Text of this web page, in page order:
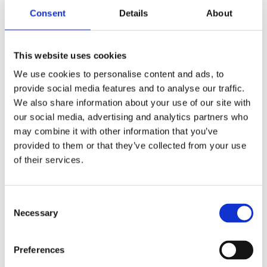
Consent Details About
This website uses cookies
We use cookies to personalise content and ads, to
provide social media features and to analyse our traffic.
We also share information about your use of our site with
our social media, advertising and analytics partners who
may combine it with other information that you’ve
provided to them or that they’ve collected from your use
of their services.
Selection
Necessary
Preferences
nervsystem. Lavendelolja är även naturligt antimikrobiell.
Framställs genom destillering av blomman.
• Apelsinolja används inom aromaterapi för dess lugnande
fruktdoft. Framställd genom kallpressning av skal.
• Mejramolja har en örtig och varm doft med avslappnande
och lugnande egenskaper. Framställd genom destillering
av örter.
Ta del av God Natts rogivande effekter på det sätt som
passar dig och dina kvällsrutiner. Den går att använda via
rekommenderar vi en aromadiffuser, aromalykta, en skål
droppar på en bomullstuss som stoppas i ditt örngott.
Eteriska oljor är mycket koncentrerade och skall alltid